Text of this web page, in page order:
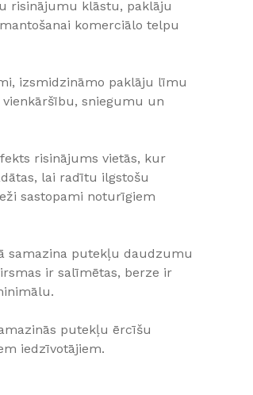
risinājumu klāstu, paklāju
komerciālo telpu
izsmidzināmo paklāju līmu
sniegumu un
risinājums vietās, kur
lai radītu ilgstošu
sastopami noturīgiem
samazina putekļu daudzumu
ir salīmētas, berze ir
putekļu ērcīšu
iedzīvotājiem.